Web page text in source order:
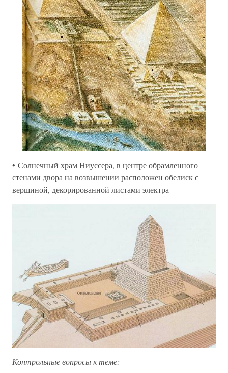
• Солнечный храм Ниуссера, в центре обрамленного
стенами двора на возвышении расположен обелиск с
вершиной, декорированной листами электра
Контрольные вопросы к теме: